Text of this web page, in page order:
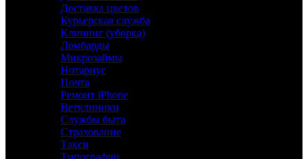
Доставка цветов
Курьерская служба
Клининг (уборка)
Ломбарды
Микрозаймы
Нотариус
Почта
Ремонт iPhone
Ветклиники
Службы быта
Страхование
Такси
Типографии